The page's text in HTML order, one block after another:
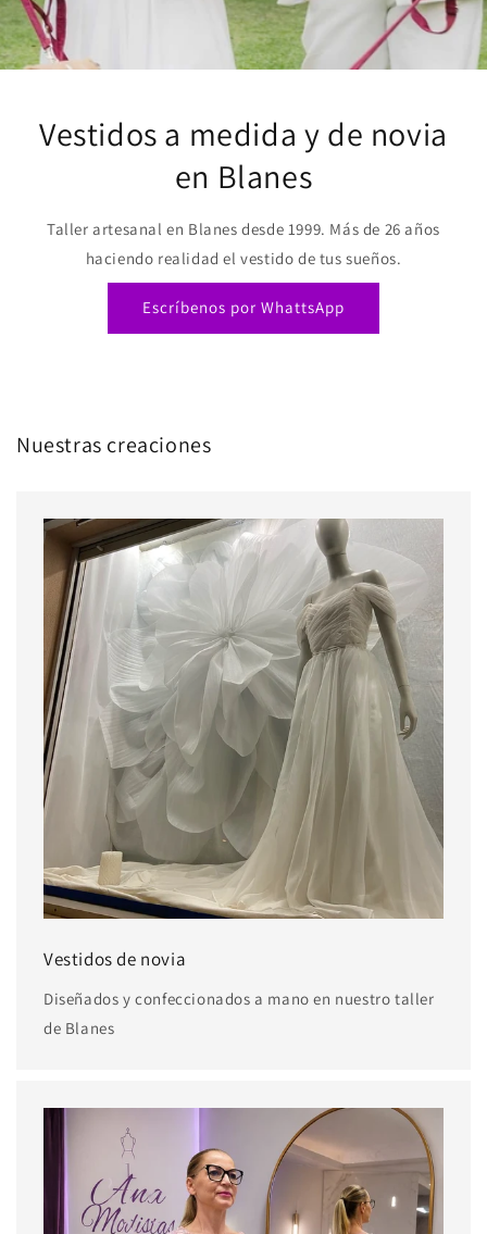
Vestidos a medida y de novia
en Blanes
Taller artesanal en Blanes desde 1999. Más de 26 años
haciendo realidad el vestido de tus sueños.
Escríbenos por WhattsApp
Nuestras creaciones
Vestidos de novia
Diseñados y confeccionados a mano en nuestro taller
de Blanes